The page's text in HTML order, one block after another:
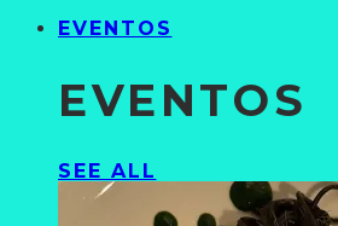
EVENTOS
EVENTOS
SEE ALL